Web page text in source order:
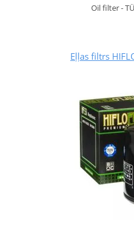
Oil filter -
Eļļas filtrs